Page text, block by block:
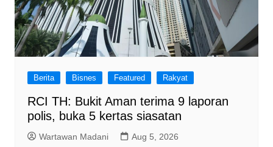
Berita Bisnes Featured Rakyat
RCI TH: Bukit Aman terima 9 laporan
polis, buka 5 kertas siasatan
Wartawan Madani Aug 5, 2026